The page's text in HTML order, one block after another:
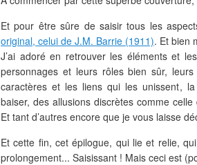
Et pour être sûre de saisir tous les
original, celui de J.M. Barrie (1911). Et bien
J’ai adoré en retrouver les éléments et
personnages et leurs rôles bien sûr,
caractères et les liens qui les unissent, la
baiser, des allusions discrètes comme
Et tant d’autres encore que je vous laisse
Et cette fin, cet épilogue, qui lie et relie,
prolongement... Saisissant ! Mais ceci est